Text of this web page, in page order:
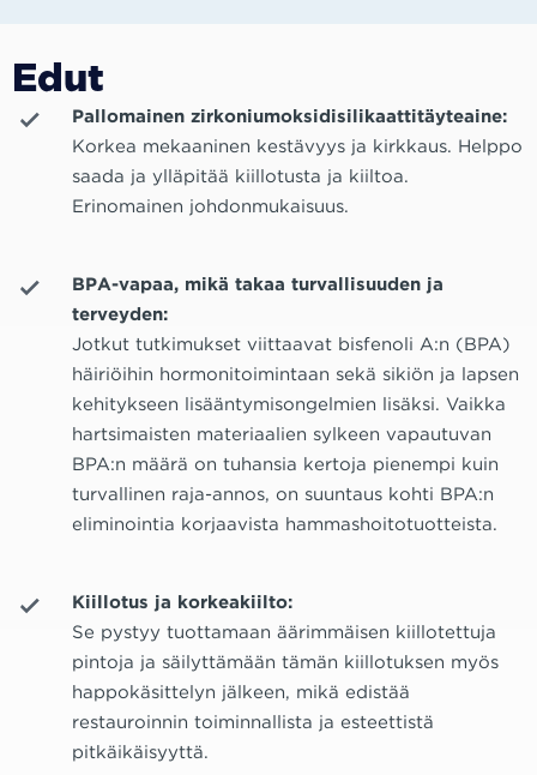
Edut
Pallomainen zirkoniumoksidisilikaattitäyteaine:
Korkea mekaaninen kestävyys ja kirkkaus. Helppo
saada ja ylläpitää kiillotusta ja kiiltoa.
Erinomainen johdonmukaisuus.
BPA-vapaa, mikä takaa turvallisuuden ja
terveyden:
Jotkut tutkimukset viittaavat bisfenoli A:n (BPA)
häiriöihin hormonitoimintaan sekä sikiön ja lapsen
kehitykseen lisääntymisongelmien lisäksi. Vaikka
hartsimaisten materiaalien sylkeen vapautuvan
BPA:n määrä on tuhansia kertoja pienempi kuin
turvallinen raja-annos, on suuntaus kohti BPA:n
eliminointia korjaavista hammashoitotuotteista.
Kiillotus ja korkeakiilto:
Se pystyy tuottamaan äärimmäisen kiillotettuja
pintoja ja säilyttämään tämän kiillotuksen myös
happokäsittelyn jälkeen, mikä edistää
restauroinnin toiminnallista ja esteettistä
pitkäikäisyyttä.